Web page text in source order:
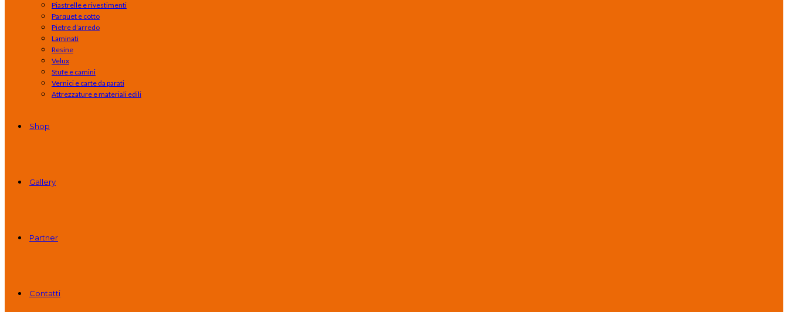
Piastrelle e rivestimenti
Parquet e cotto
Pietre d’arredo
Laminati
Resine
Velux
Stufe e camini
Vernici e carte da parati
Attrezzature e materiali edili
Shop
Gallery
Partner
Contatti